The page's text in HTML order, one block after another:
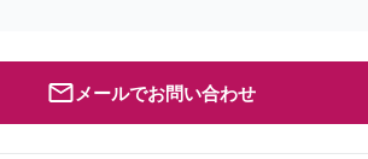
メールでお問い合わせ